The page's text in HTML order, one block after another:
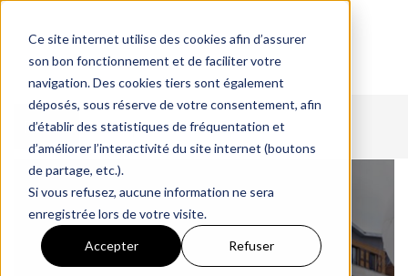
Ce site internet utilise des cookies afin d’assurer
son bon fonctionnement et de faciliter votre
navigation. Des cookies tiers sont également
déposés, sous réserve de votre consentement, afin
d’établir des statistiques de fréquentation et
d’améliorer l’interactivité du site internet (boutons
de partage, etc.).
Si vous refusez, aucune information ne sera
enregistrée lors de votre visite.
Accepter Refuser
Retail Corporate Sport